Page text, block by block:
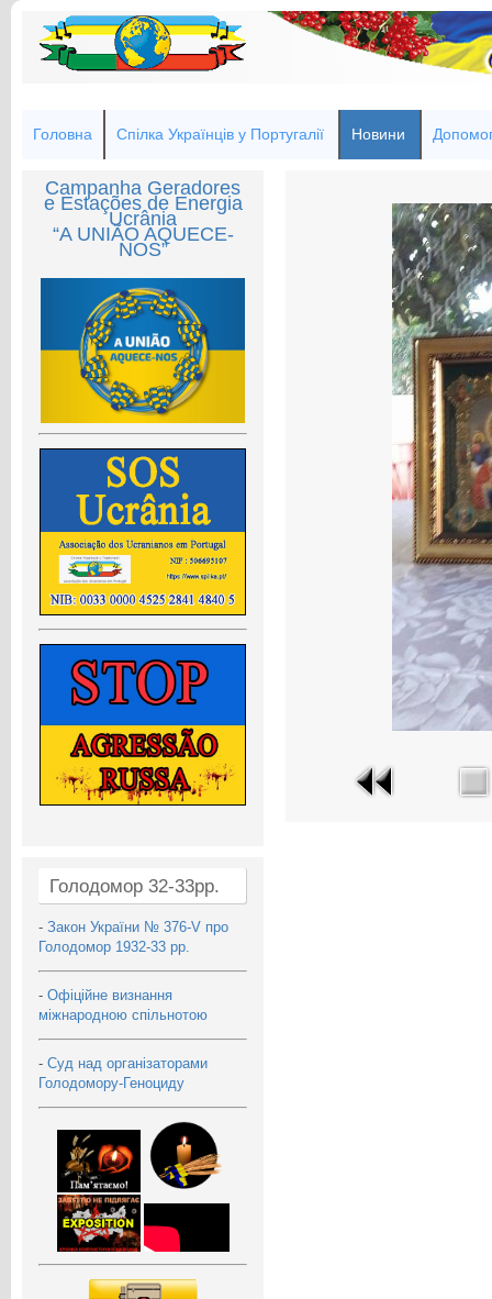
Головна Спілка Українців у Португалії Новини
Campanha Geradores
e Estações de Energia
Ucrânia
“A UNIÃO AQUECE-
NOS”
Голодомор 32-33рр.
- Закон України № 376-V про
Голодомор 1932-33 рр.
- Офіційне визнання
міжнародною спільнотою
- Суд над організаторами
Голодомору-Геноциду